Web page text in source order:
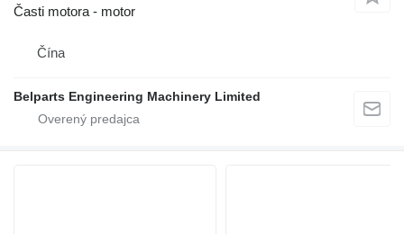
Časti motora - motor
Čína
Belparts Engineering Machinery Limited